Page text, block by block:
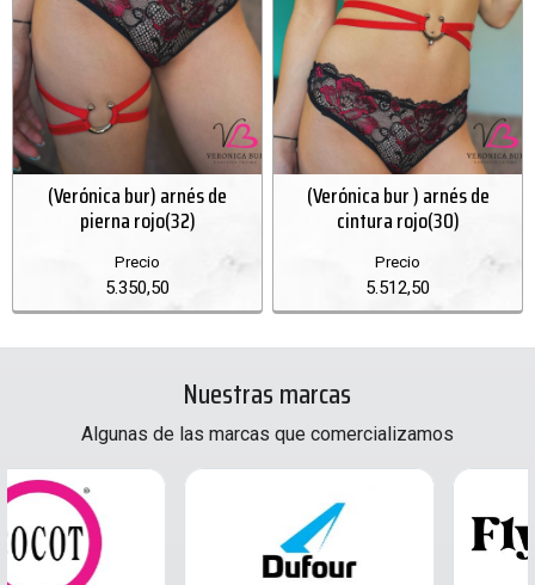
(Verónica bur) arnés de
pierna rojo(32)
Precio
5.350,50
(Verónica bur ) arnés de
cintura rojo(30)
Precio
5.512,50
Nuestras marcas
Algunas de las marcas que comercializamos